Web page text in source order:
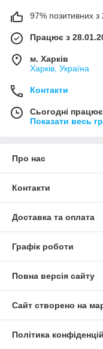
97% позитивних з
Працює з
м. Харків
Харків, Україна
Контакти
Сьогодні
Показати весь
Про нас
Контакти
Доставка та оплата
Графік роботи
Повна версія сайту
Сайт створено на
Політика